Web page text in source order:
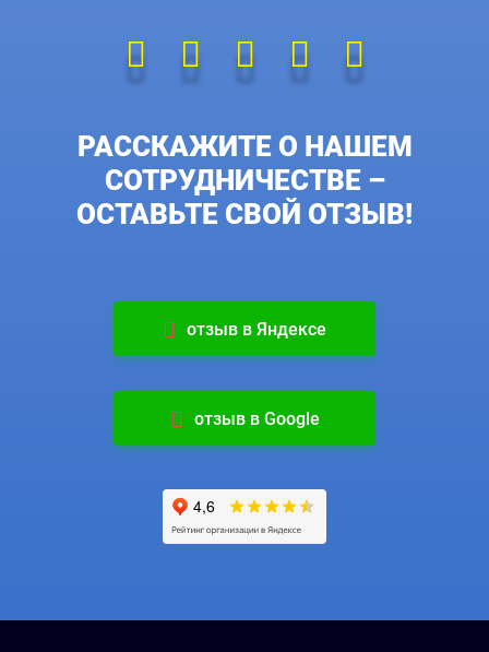
РАССКАЖИТЕ О НАШЕМ
СОТРУДНИЧЕСТВЕ –
ОСТАВЬТЕ СВОЙ ОТЗЫВ!
отзыв в Яндексе
отзыв в Google